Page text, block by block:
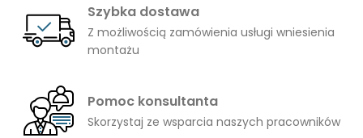
Szybka dostawa
Z możliwością zamówienia usługi wniesienia
montażu
Pomoc konsultanta
Skorzystaj ze wsparcia naszych pracowników